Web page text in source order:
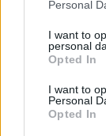
Personal
I want to
personal
Opted In
I want to
Personal
Opted In
Az
mint az
tiltakozását
orosz